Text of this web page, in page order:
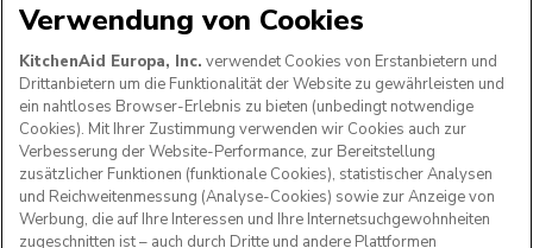
WIR AKZEPTIEREN
FOLGEN SIE UNS
Verwendung von Cookies
KitchenAid Europa, Inc. verwendet Cookies von Erstanbietern und
Drittanbietern um die Funktionalität der Website zu gewährleisten und
ein nahtloses Browser-Erlebnis zu bieten (unbedingt notwendige
Cookies). Mit Ihrer Zustimmung verwenden wir Cookies auch zur
Verbesserung der Website-Performance, zur Bereitstellung
zusätzlicher Funktionen (funktionale Cookies), statistischer Analysen
und Reichweitenmessung (Analyse-Cookies) sowie zur Anzeige von
Werbung, die auf Ihre Interessen und Ihre Internetsuchgewohnheiten
zugeschnitten ist – auch durch Dritte und andere Plattformen